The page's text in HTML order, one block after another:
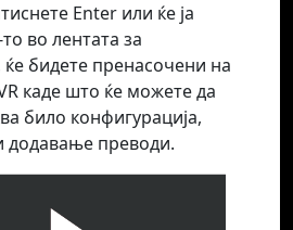
Enter или ќе ја
во лентата за
бидете пренасочени на
каде што ќе можете да
било конфигурација,
додавање преводи.